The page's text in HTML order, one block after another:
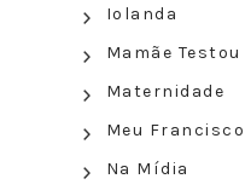
Iolanda
Mamãe Testou
Maternidade
Meu Francisco
Na Mídia